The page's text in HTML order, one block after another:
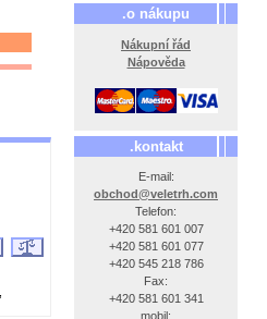
.o nákupu
Nákupní řád
Nápověda
.kontakt
E-mail:
obchod@veletrh.com
Telefon:
+420 581 601 007
+420 581 601 077
+420 545 218 786
Fax:
+420 581 601 341
mobil: